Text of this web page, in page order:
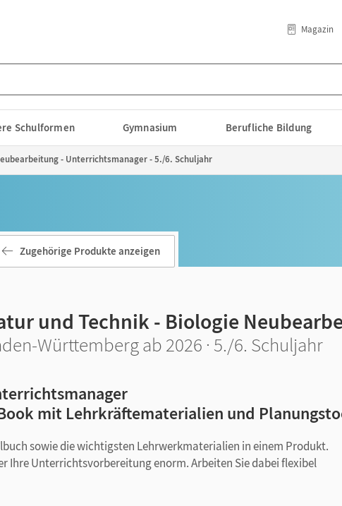
Magazin
Schulformen Gymnasium Berufliche Bildung
- Unterrichtsmanager - 5./6. Schuljahr
Zugehörige Produkte anzeigen
und Technik - Biologie
Württemberg ab 2026 · 5./6. Schuljahr
mit Lehrkräftematerialien und
sowie die wichtigsten Lehrwerkmaterialien in einem Produkt.
Ihre Unterrichtsvorbereitung enorm. Arbeiten Sie dabei flexibel